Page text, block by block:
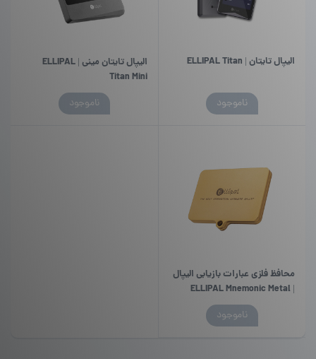
الیپال تایتان | ELLIPAL Titan
ناموجود
صفحه
محصول
الیپال تایتان مینی | ELLIPAL
Titan Mini
ناموجود
محافظ فلزی عبارات بازیابی الیپال
| ELLIPAL Mnemonic Metal
ناموجود